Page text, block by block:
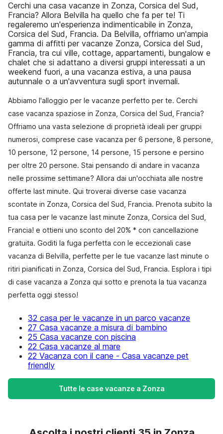
Cerchi una casa vacanze in Zonza, Corsica del Sud,
Francia? Allora Belvilla ha quello che fa per te! Ti
regaleremo un'esperienza indimenticabile in Zonza,
Corsica del Sud, Francia. Da Belvilla, offriamo un'ampia
gamma di affitti per vacanze Zonza, Corsica del Sud,
Francia, tra cui ville, cottage, appartamenti, bungalow e
chalet che si adattano a diversi gruppi interessati a un
weekend fuori, a una vacanza estiva, a una pausa
autunnale o a un'avventura sugli sport invernali.
Abbiamo l'alloggio per le vacanze perfetto per te. Cerchi
case vacanza spaziose in Zonza, Corsica del Sud, Francia?
Offriamo una vasta selezione di proprietà ideali per gruppi
numerosi, comprese case vacanza per 6 persone, 8 persone,
10 persone, 12 persone, 14 persone, 15 persone e persino
per oltre 20 persone. Stai pensando di andare in vacanza
nelle prossime settimane? Allora dai un'occhiata alle nostre
offerte last minute. Qui troverai diverse case vacanza
scontate in Zonza, Corsica del Sud, Francia. Prenota subito la
tua casa per le vacanze last minute Zonza, Corsica del Sud,
Francia! e ottieni uno sconto del 20% * con cancellazione
gratuita. Goditi la fuga perfetta con le eccezionali case
vacanza di Belvilla, perfette per le tue vacanze last minute o
ritiri pianificati in Zonza, Corsica del Sud, Francia. Esplora i tipi
di case vacanza a Zonza qui sotto e prenota la tua vacanza
perfetta oggi stesso!
32 casa per le vacanze in un parco vacanze
27 Casa vacanze a misura di bambino
25 Casa vacanze con piscina
22 Casa vacanze al mare
22 Vacanza con il cane - Casa vacanze pet
friendly
Tutte le case vacanze a Zonza